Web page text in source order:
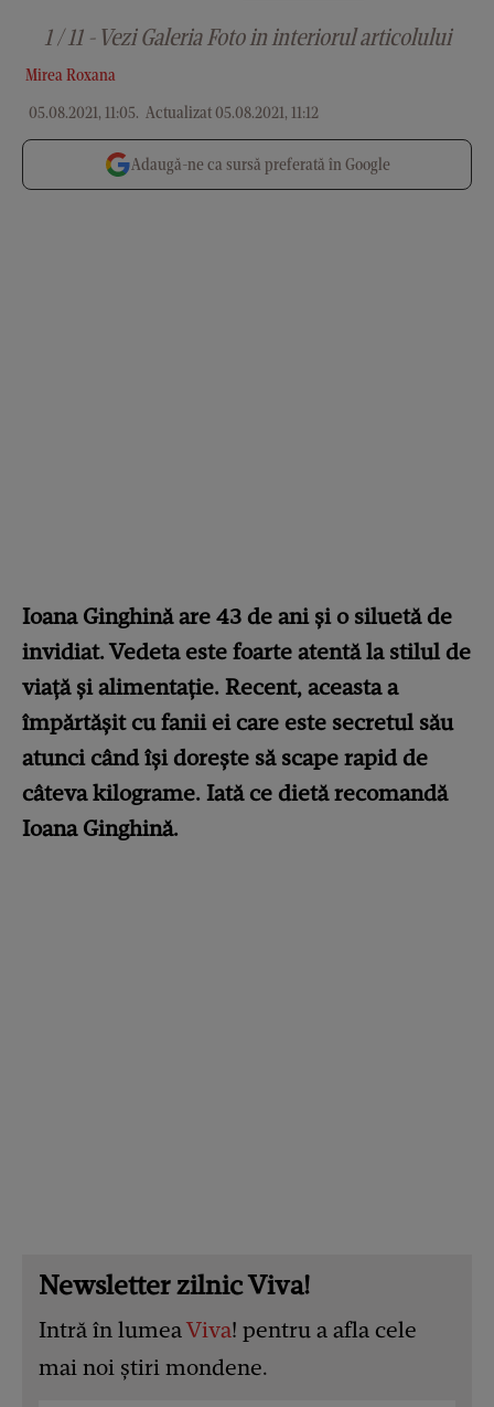
Mirea Roxana
05.08.2021, 11:05. Actualizat 05.08.2021, 11:12
1 / 11 - Vezi Galeria Foto in interiorul articolului
Adaugă-ne ca sursă preferată în Google
Ioana Ginghină are 43 de ani și o siluetă de
invidiat. Vedeta este foarte atentă la stilul de
viață și alimentație. Recent, aceasta a
împărtășit cu fanii ei care este secretul său
atunci când își dorește să scape rapid de
câteva kilograme. Iată ce dietă recomandă
Ioana Ginghină.
Newsletter zilnic Viva!
Intră în lumeaViva! pentru a afla cele
mai noi știri mondene.